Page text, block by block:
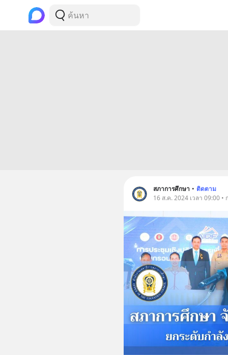
สภาการศึกษา • ติดตาม
16 ส.ค. 2024 เวลา 09:00 •